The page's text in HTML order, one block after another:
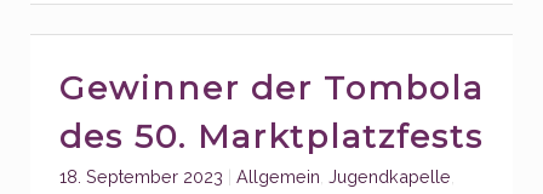
Gewinner der Tombola
des 50. Marktplatzfests
18. September 2023 Categories:
Allgemein Jugendkapelle